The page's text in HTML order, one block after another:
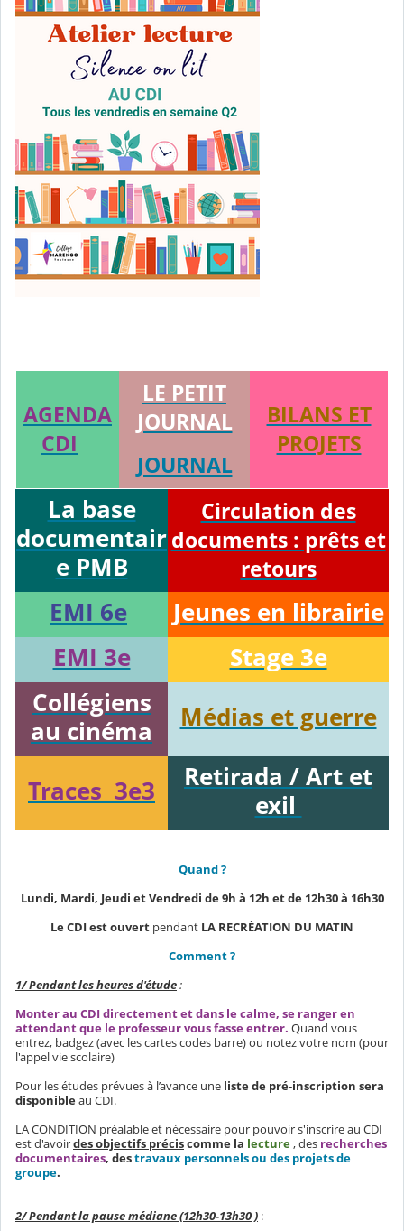
AGENDA
CDI
LE PETIT
JOURNAL
JOURNAL
BILANS ET
PROJETS
La base
documentair
e PMB
Circulation des
documents : prêts et
retours
EMI 6e
Jeunes en librairie
EMI 3e
Stage 3e
Collégiens
au cinéma
Médias et guerre
Traces 3e3
Retirada / Art et
exil
Quand ?
Lundi, Mardi, Jeudi et Vendredi de 9h à 12h et de 12h30 à 16h30
Le CDI est ouvert pendant LA RECRÉATION DU MATIN
Comment ?
1/ Pendant les heures d'étude:
Monter au CDI directement et dans le calme, se ranger en
attendant que le professeur vous fasse entrer. Quand vous
entrez, badgez (avec les cartes codes barre) ou notez votre nom (pour
l'appel vie scolaire)
Pour les études prévues à l’avance une liste de pré-inscription sera
disponibleau CDI.
LA CONDITION préalable et nécessaire pour pouvoir s'inscrire au CDI
est d'avoirdes objectifs préciscomme la lecture, des recherches
documentaires, destravaux personnels ou des projets de
groupe.
2/ Pendant la pause médiane (12h30-13h30 ) :